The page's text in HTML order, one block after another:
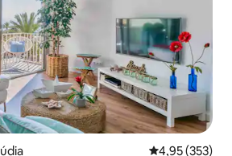
Gemiddelde
4,95 (353)